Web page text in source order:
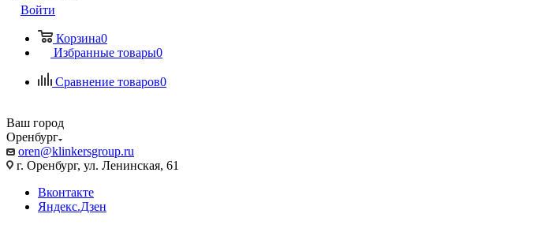
Войти
Корзина0
Избранные товары0
Сравнение товаров0
Ваш город
Оренбург
oren@klinkersgroup.ru
г. Оренбург, ул. Ленинская, 61
Вконтакте
Яндекс.Дзен